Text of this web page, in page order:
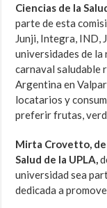
Ciencias de la
parte de esta
Junji, Integra, IND,
universidades de
carnaval saludable
Argentina en
locatarios y
preferir frutas,
Mirta Crovetto,
Salud de la UPLA,
universidad sea
dedicada a